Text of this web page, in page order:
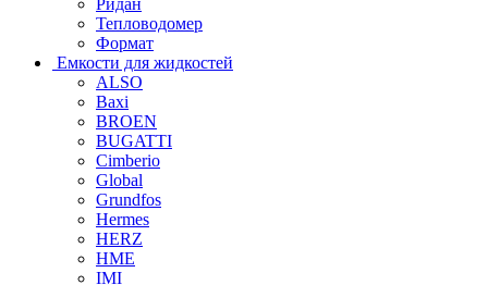
Тепловодомер
Формат
Емкости для жидкостей
ALSO
Baxi
BROEN
BUGATTI
Cimberio
Global
Grundfos
Hermes
HERZ
HME
IMI